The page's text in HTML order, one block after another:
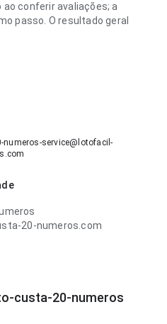
conferir avaliações; a
passo. O resultado geral
numeros-service@lotofacil-
20-numeros.com
custa-20-numeros